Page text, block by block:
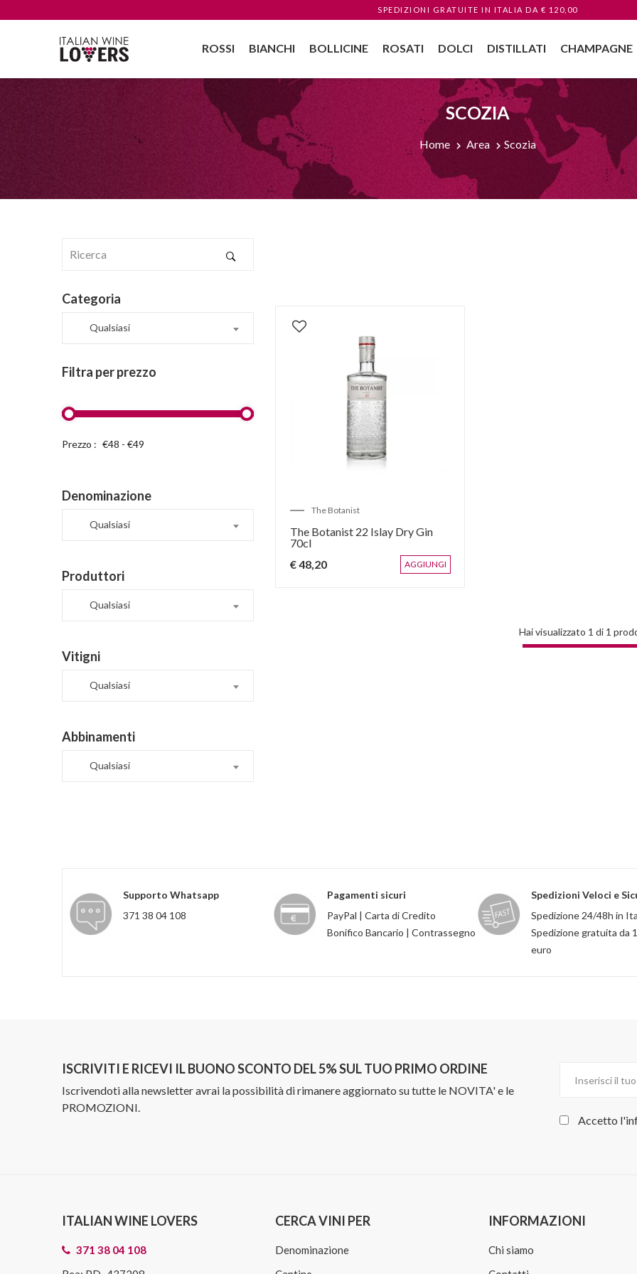
SPEDIZIONI GRATUITE IN ITALIA DA € 120,00
ROSSI BIANCHI BOLLICINE ROSATI DOLCI DISTILLATI CHAMPAGNE
SCOZIA
Home Area Scozia
Categoria
Qualsiasi
Filtra per prezzo
Prezzo :
Denominazione
Qualsiasi
Produttori
Qualsiasi
Vitigni
Qualsiasi
Abbinamenti
Qualsiasi
AGGIUNGI
The Botanist
The Botanist 22 Islay Dry Gin
70cl
€ 48,20
Hai visualizzato 1 di 1
Supporto Whatsapp
371 38 04 108
Pagamenti sicuri
PayPal | Carta di Credito
Bonifico Bancario | Contrassegno
Spedizioni Veloci e
Spedizione 24/48h in
Spedizione gratuita da
euro
ISCRIVITI E RICEVI IL BUONO SCONTO DEL 5% SUL TUO PRIMO ORDINE
Iscrivendoti alla newsletter avrai la possibilità di rimanere aggiornato su tutte le NOVITA' e le
PROMOZIONI.
Accetto
ITALIAN WINE LOVERS
371 38 04 108
CERCA VINI PER
Denominazione
INFORMAZIONI
Chi siamo